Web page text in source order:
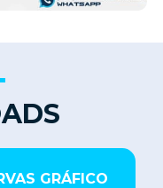
GRÁFICO